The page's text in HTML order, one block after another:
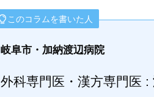
このコラムを書いた人
岐阜市・加納渡辺病院
外科専門医・漢方専門医 :